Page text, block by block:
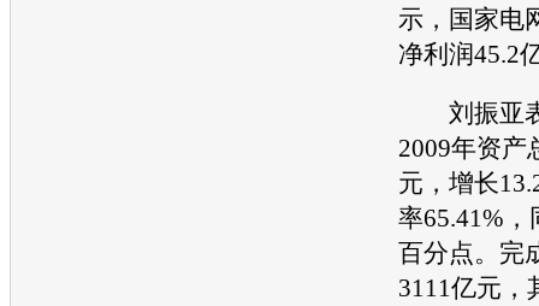
示，国家电
净利润45.2
刘振亚表
2009年资产
元，增长
率65.41%，
百分点。完
3111亿元，